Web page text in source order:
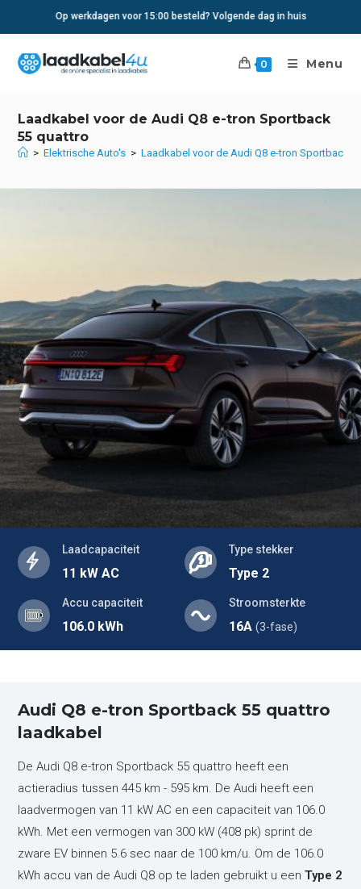
Op werkdagen voor 15:00 besteld? Volgende dag in huis
0 Menu
Laadkabel voor de Audi Q8 e-tron Sportback
55 quattro
> Elektrische Auto's > Laadkabel voor de Audi Q8 e-tron Sportback
Laadcapaciteit
11 kW AC
Type stekker
Type 2
Accu capaciteit
106.0 kWh
Stroomsterkte
16A (3-fase)
Audi Q8 e-tron Sportback 55 quattro
laadkabel
De Audi Q8 e-tron Sportback 55 quattro heeft een
actieradius tussen 445 km - 595 km. De Audi heeft een
laadvermogen van 11 kW AC en een capaciteit van 106.0
kWh. Met een vermogen van 300 kW (408 pk) sprint de
zware EV binnen 5.6 sec naar de 100 km/u. Om de 106.0
kWh accu van de Audi Q8 op te laden gebruikt u eenType 2